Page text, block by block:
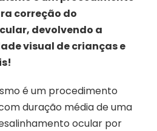
correção do
devolvendo a
visual de crianças e
é um procedimento
duração média de uma
ocular por